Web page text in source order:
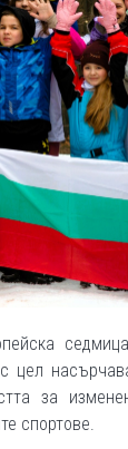
за
спортове.